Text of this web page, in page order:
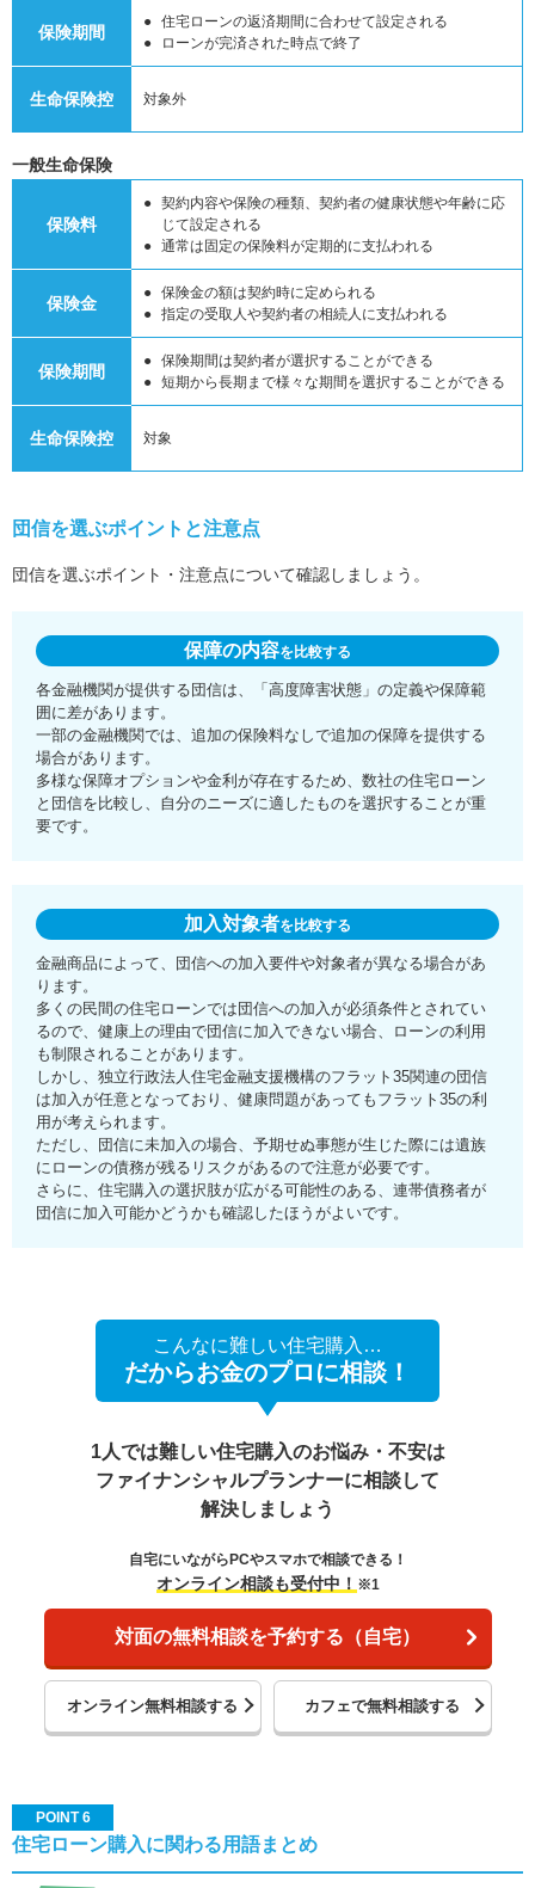
保険期間
住宅ローンの返済期間に合わせて設定される
ローンが完済された時点で終了
生命保険控 対象外
一般生命保険
保険料
契約内容や保険の種類、契約者の健康状態や年齢に応
じて設定される
通常は固定の保険料が定期的に支払われる
保険金
保険金の額は契約時に定められる
指定の受取人や契約者の相続人に支払われる
保険期間
保険期間は契約者が選択することができる
短期から長期まで様々な期間を選択することができる
生命保険控 対象
団信を選ぶポイントと注意点
団信を選ぶポイント・注意点について確認しましょう。
保障の内容を比較する
各金融機関が提供する団信は、「高度障害状態」の定義や保障範
囲に差があります。
一部の金融機関では、追加の保険料なしで追加の保障を提供する
場合があります。
多様な保障オプションや金利が存在するため、数社の住宅ローン
と団信を比較し、自分のニーズに適したものを選択することが重
要です。
加入対象者を比較する
金融商品によって、団信への加入要件や対象者が異なる場合があ
ります。
多くの民間の住宅ローンでは団信への加入が必須条件とされてい
るので、健康上の理由で団信に加入できない場合、ローンの利用
も制限されることがあります。
しかし、独立行政法人住宅金融支援機構のフラット35関連の団信
は加入が任意となっており、健康問題があってもフラット35の利
用が考えられます。
ただし、団信に未加入の場合、予期せぬ事態が生じた際には遺族
にローンの債務が残るリスクがあるので注意が必要です。
さらに、住宅購入の選択肢が広がる可能性のある、連帯債務者が
団信に加入可能かどうかも確認したほうがよいです。
こんなに難しい住宅購入…
だからお金のプロに相談！
1人では難しい住宅購入のお悩み・不安は
ファイナンシャルプランナーに相談して
解決しましょう
自宅にいながらPCやスマホで相談できる！
オンライン相談も受付中！ ※1
対面の無料相談を予約する（自宅）
オンライン無料相談する カフェで無料相談する
POINT 6
住宅ローン購入に関わる用語まとめ